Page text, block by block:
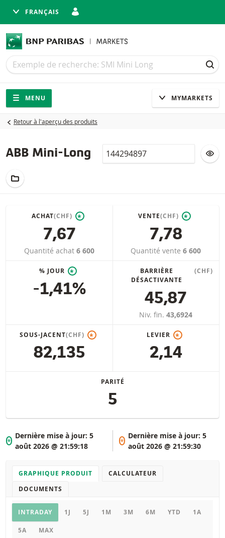
FRANÇAIS
Recherche
Recherche
Navigation
Navigation sur le site
MENU MYMARKETS
Retour à l'aperçu des produits
ABB Mini-Long Valor
ACHAT(CHF) *
7,67
Quantité achat 6 600
VENTE(CHF) *
7,78
Quantité vente 6 600
% JOUR *
-1,41%
BARRIÈRE
DÉSACTIVANTE
(CHF)
45,87
Niv. fin. 43,6924
SOUS-JACENT(CHF) *
82,135
LEVIER *
2,14
PARITÉ
5
*
Dernière mise à jour:5
août 2026 @ 21:59:18
*
Dernière mise à jour: 5
août 2026 @ 21:59:30
GRAPHIQUE PRODUIT
CALCULATEUR
DOCUMENTS
Graphique
INTRADAY 1J 5J 1M 3M 6M YTD 1A
5A MAX